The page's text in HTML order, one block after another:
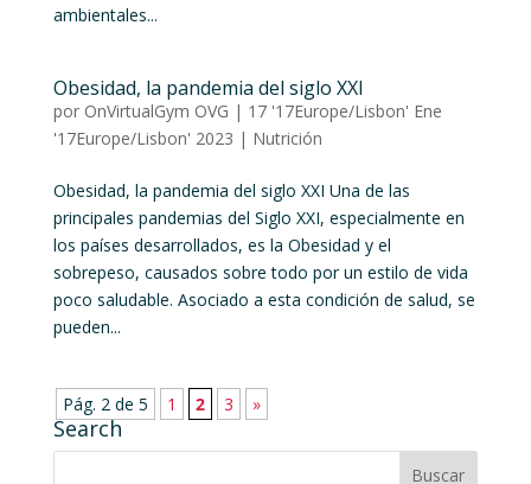
ambientales...
Obesidad, la pandemia del siglo XXI
por OnVirtualGym OVG | 17 '17Europe/Lisbon' Ene
'17Europe/Lisbon' 2023 | Nutrición
Obesidad, la pandemia del siglo XXI Una de las
principales pandemias del Siglo XXI, especialmente en
los países desarrollados, es la Obesidad y el
sobrepeso, causados sobre todo por un estilo de vida
poco saludable. Asociado a esta condición de salud, se
pueden...
Pág. 2 de 5 1 2 3 »
Search